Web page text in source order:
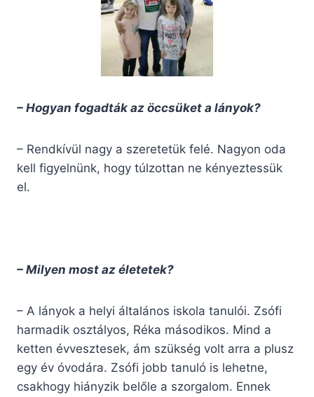
– Hogyan fogadták az öccsüket a lányok?
– Rendkívül nagy a szeretetük felé. Nagyon oda
kell figyelnünk, hogy túlzottan ne kényeztessük
el.
– Milyen most az életetek?
– A lányok a helyi általános iskola tanulói. Zsófi
harmadik osztályos, Réka másodikos. Mind a
ketten évvesztesek, ám szükség volt arra a plusz
egy év óvodára. Zsófi jobb tanuló is lehetne,
csakhogy hiányzik belőle a szorgalom. Ennek